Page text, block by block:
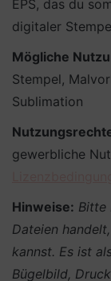
EPS, das du
digitaler
Mögliche
Stempel,
Sublimation
gewerbliche
Hinweise: Bitte
Dateien
kannst. Es ist
Bügelbild,